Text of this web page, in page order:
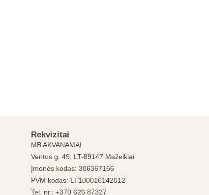
Rekvizitai
MB AKVANAMAI
Ventos g. 49, LT-89147 Mažeikiai
Įmonės kodas: 306367166
PVM kodas: LT100016142012
Tel. nr.: +370 626 87327